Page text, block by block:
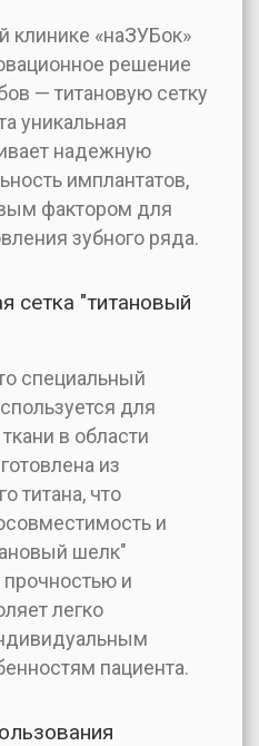
клинике «наЗУБок»
решение
— титановую сетку
уникальная
надежную
имплантатов,
фактором для
зубного ряда.
сетка "титановый
специальный
для
в области
из
титана, что
и
шелк"
прочностью и
легко
пациента.